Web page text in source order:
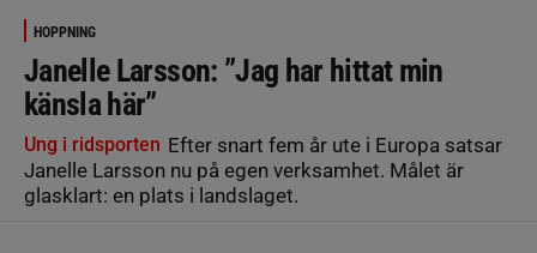
HOPPNING
Janelle Larsson: ”Jag har hittat min
känsla här”
Ung i ridsporten Efter snart fem år ute i Europa satsar
Janelle Larsson nu på egen verksamhet. Målet är
glasklart: en plats i landslaget.